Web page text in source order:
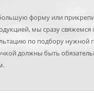
форму или
мы сразу свяжемся
по подбору нужной
должны быть